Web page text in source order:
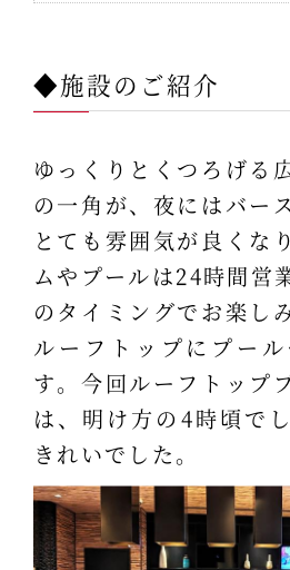
◆施設のご紹介
ゆっくりとくつろげる
の一角が、夜にはバー
とても雰囲気が良くな
ムやプールは24時間営
のタイミングでお楽し
ルーフトップにプー
す。今回ルーフトップ
は、明け方の4時頃で
きれいでした。